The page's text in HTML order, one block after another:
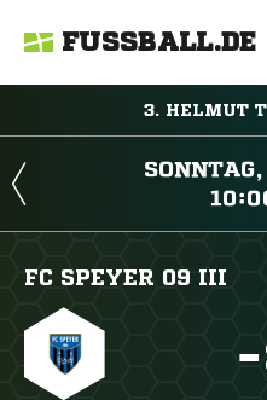
FUSSBALL.DE
3. HELMUT

FC SPEYER 09 III
